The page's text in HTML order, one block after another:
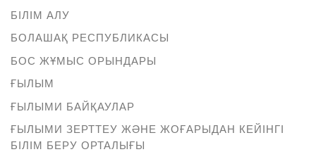
БІЛІМ АЛУ
БОЛАШАҚ РЕСПУБЛИКАСЫ
БОС ЖҰМЫС ОРЫНДАРЫ
ҒЫЛЫМ
ҒЫЛЫМИ БАЙҚАУЛАР
ҒЫЛЫМИ ЗЕРТТЕУ ЖӘНЕ ЖОҒАРЫДАН КЕЙІНГІ
БІЛІМ БЕРУ ОРТАЛЫҒЫ